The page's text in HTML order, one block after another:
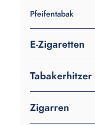
Pfeifentabak
E-Zigaretten
Tabakerhitzer
Zigarren